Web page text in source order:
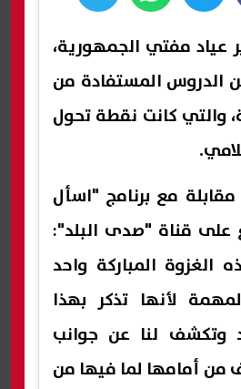
عياد مفتي الجمهورية،
الدروس المستفادة من
والتي كانت نقطة تحول
مع برنامج "اسأل
على قناة "صدى البلد":
الغزوة المباركة واحد
لأنها تذكر بهذا
وتكشف لنا عن جوانب
من أمامها لما فيها من